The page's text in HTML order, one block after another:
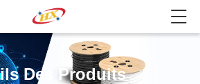
Des Produits